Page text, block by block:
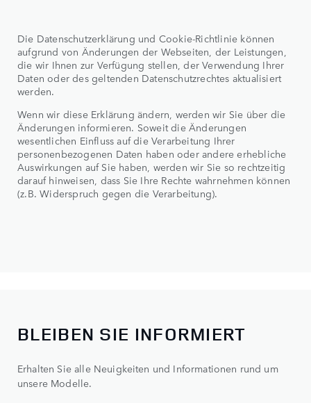
Die Datenschutzerklärung und Cookie-Richtlinie können
aufgrund von Änderungen der Webseiten, der Leistungen,
die wir Ihnen zur Verfügung stellen, der Verwendung Ihrer
Daten oder des geltenden Datenschutzrechtes aktualisiert
werden.
Wenn wir diese Erklärung ändern, werden wir Sie über die
Änderungen informieren. Soweit die Änderungen
wesentlichen Einfluss auf die Verarbeitung Ihrer
personenbezogenen Daten haben oder andere erhebliche
Auswirkungen auf Sie haben, werden wir Sie so rechtzeitig
darauf hinweisen, dass Sie Ihre Rechte wahrnehmen können
(z.B. Widerspruch gegen die Verarbeitung).
BLEIBEN SIE INFORMIERT
Erhalten Sie alle Neuigkeiten und Informationen rund um
unsere Modelle.